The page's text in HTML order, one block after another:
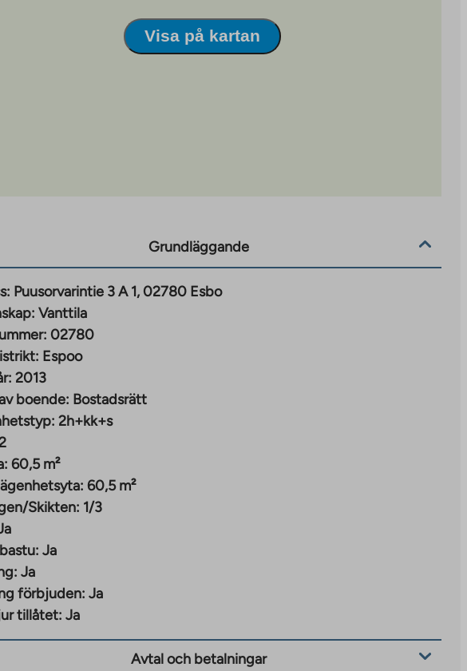
Visa på kartan
Grundläggande
Puusorvarintie 3 A 1, 02780 Esbo
Vanttila
02780
Espoo
2013
boende: Bostadsrätt
2h+kk+s
60,5 m²
60,5 m²
Skikten: 1/3
Ja
Ja
förbjuden: Ja
tillåtet: Ja
Avtal och betalningar